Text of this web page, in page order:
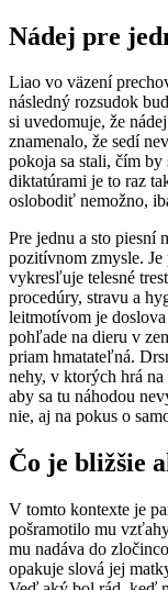
Nádej pre
Liao vo väzení
následný rozsudok
si uvedomuje, že
znamenalo, že sedí
pokoja sa stali, čím by
diktatúrami je to raz
oslobodiť nemožno,
Pre jednu a sto piesní
pozitívnom zmysle.
vykresľuje telesné
procedúry, stravu a
leitmotívom je
pohľade na dieru v
priam hmatateľná.
nehy, v ktorých hrá
aby sa tu náhodou
nie, aj na pokus o
Čo je bližšie
V tomto kontexte je
pošramotilo mu
mu nadáva do
opakuje slová jej